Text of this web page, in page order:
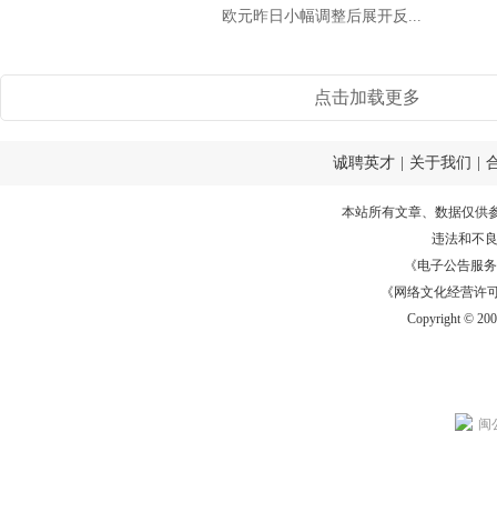
欧元昨日小幅调整后展开反...
点击加载更多
诚聘英才 关于我们
本站所有文章、数据仅供
违法和不
《电子公告服务
《网络文化经营许
Copyright ©
闽